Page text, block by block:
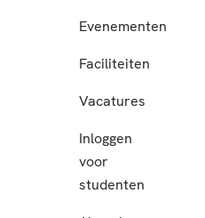
Evenementen
Faciliteiten
Vacatures
Inloggen
voor
studenten